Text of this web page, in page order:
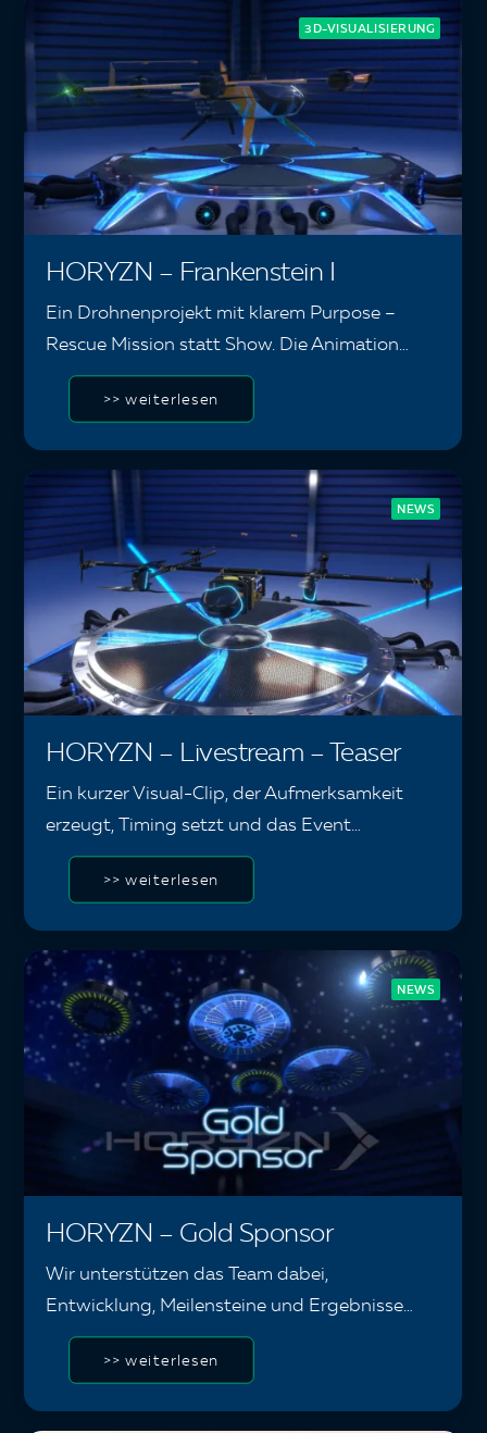
3D-VISUALISIERUNG
HORYZN – Frankenstein I
Ein Drohnenprojekt mit klarem Purpose –
Rescue Mission statt Show. Die Animation…
>> weiterlesen
NEWS
HORYZN – Livestream – Teaser
Ein kurzer Visual-Clip, der Aufmerksamkeit
erzeugt, Timing setzt und das Event…
>> weiterlesen
NEWS
HORYZN – Gold Sponsor
Wir unterstützen das Team dabei,
Entwicklung, Meilensteine und Ergebnisse…
>> weiterlesen